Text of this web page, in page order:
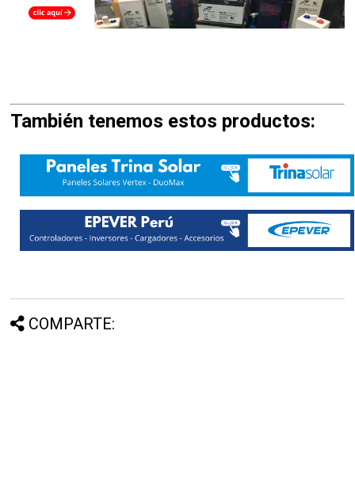
También tenemos estos productos:
COMPARTE: